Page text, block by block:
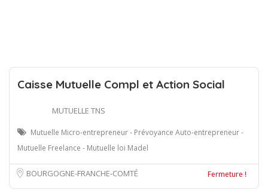
Caisse Mutuelle Compl et Action Social
MUTUELLE TNS
Mutuelle Micro-entrepreneur - Prévoyance Auto-entrepreneur -
Mutuelle Freelance - Mutuelle loi Madel
BOURGOGNE-FRANCHE-COMTÉ Fermeture !